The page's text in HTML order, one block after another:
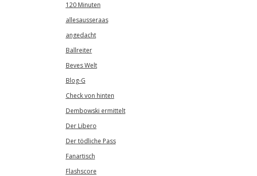
120 Minuten
allesausseraas
angedacht
Ballreiter
Beves Welt
Blog-G
Check von hinten
Dembowski ermittelt
Der Libero
Der tödliche Pass
Fanartisch
Flashscore